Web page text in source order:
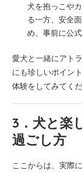
犬を抱っこや
る一方、安全
め、事前に公
愛犬と一緒にアト
にも珍しいポイン
体験をしてみてくだ
3．犬と楽
過ごし方
ここからは、実際に